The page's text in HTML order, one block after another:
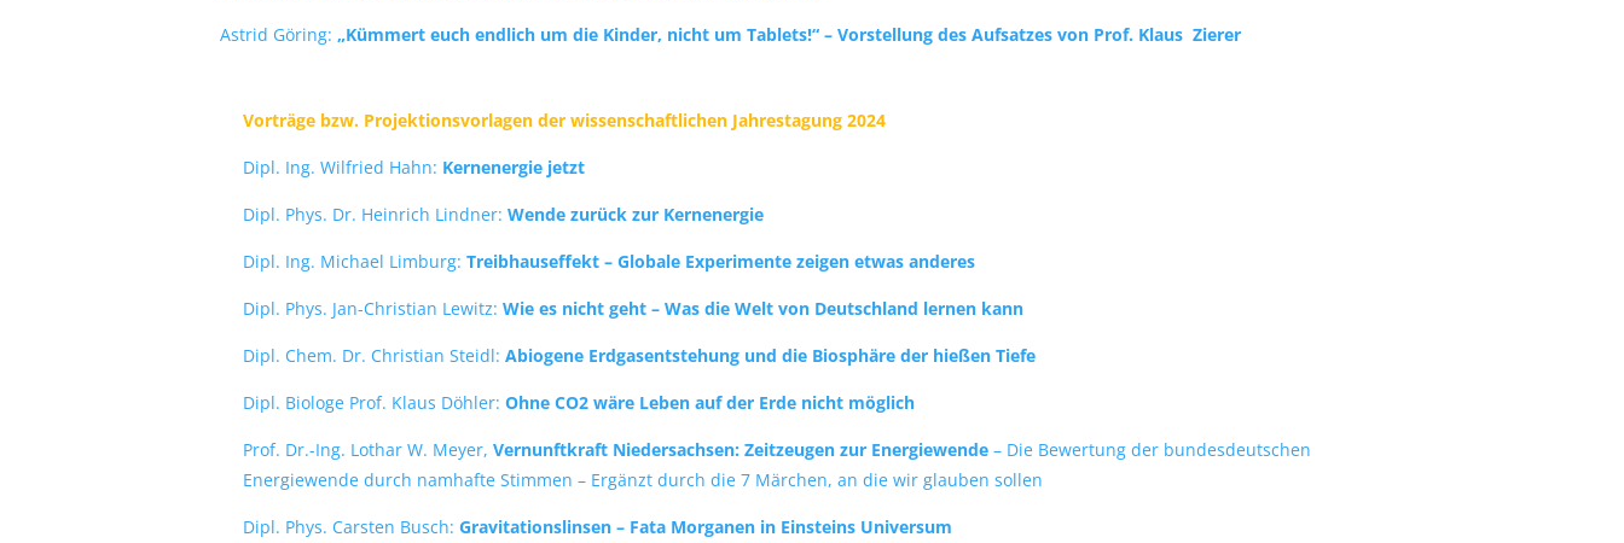
Astrid Göring: „Kümmert euch endlich um die Kinder, nicht um Tablets!“ – Vorstellung des Aufsatzes von Prof. Klaus Zierer
Vorträge bzw. Projektionsvorlagen der wissenschaftlichen Jahrestagung 2024
Dipl. Ing. Wilfried Hahn: Kernenergie jetzt
Dipl. Phys. Dr. Heinrich Lindner: Wende zurück zur Kernenergie
Dipl. Ing. Michael Limburg: Treibhauseffekt – Globale Experimente zeigen etwas anderes
Dipl. Phys. Jan-Christian Lewitz: Wie es nicht geht – Was die Welt von Deutschland lernen kann
Dipl. Chem. Dr. Christian Steidl: Abiogene Erdgasentstehung und die Biosphäre der hießen Tiefe
Dipl. Biologe Prof. Klaus Döhler: Ohne CO2 wäre Leben auf der Erde nicht möglich
Prof. Dr.-Ing. Lothar W. Meyer, Vernunftkraft Niedersachsen: Zeitzeugen zur Energiewende – Die Bewertung der bundesdeutschen
Energiewende durch namhafte Stimmen – Ergänzt durch die 7 Märchen, an die wir glauben sollen
Dipl. Phys. Carsten Busch: Gravitationslinsen – Fata Morganen in Einsteins Universum